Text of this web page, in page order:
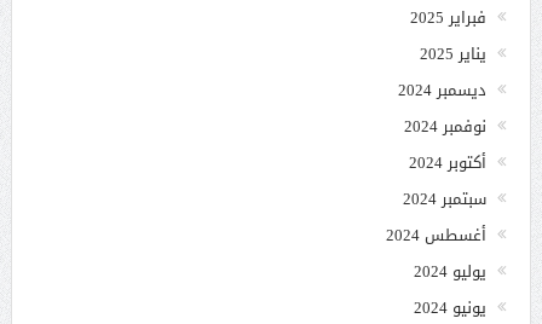
فبراير 2025
يناير 2025
ديسمبر 2024
نوفمبر 2024
أكتوبر 2024
سبتمبر 2024
أغسطس 2024
يوليو 2024
يونيو 2024